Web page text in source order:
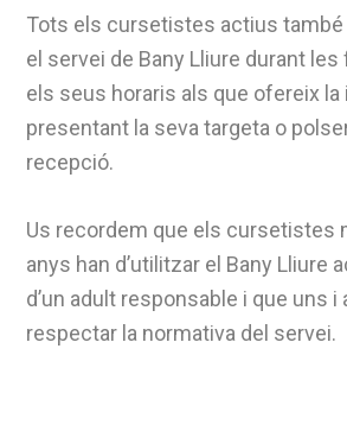
Tots els cursetistes actius
el servei de Bany Lliure durant
els seus horaris als que ofereix la
presentant la seva targeta o
recepció.
Us recordem que els cursetistes
anys han d’utilitzar el Bany Lliure
d’un adult responsable i que uns i
respectar la normativa del servei.